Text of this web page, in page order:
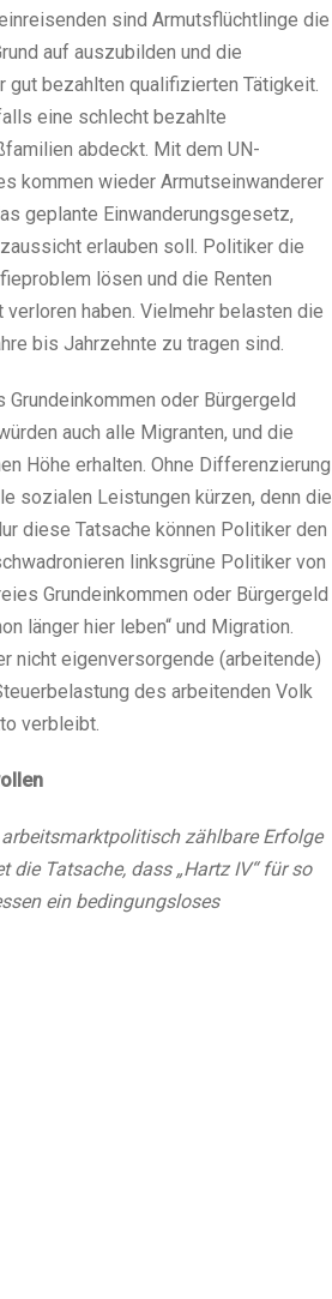
sind Armutsflüchtlinge die
auf auszubilden und die
bezahlten qualifizierten Tätigkeit.
eine schlecht bezahlte
abdeckt. Mit dem UN-
kommen wieder Armutseinwanderer
geplante Einwanderungsgesetz,
erlauben soll. Politiker die
lösen und die Renten
haben. Vielmehr belasten die
bis Jahrzehnte zu tragen sind.
oder Bürgergeld
auch alle Migranten, und die
Höhe erhalten. Ohne Differenzierung
sozialen Leistungen kürzen, denn die
diese Tatsache können Politiker den
linksgrüne Politiker von
Grundeinkommen oder Bürgergeld
länger hier leben“ und Migration.
nicht eigenversorgende (arbeitende)
des arbeitenden Volk
verbleibt.
zählbare Erfolge
Tatsache, dass „Hartz IV“ für so
ein bedingungsloses